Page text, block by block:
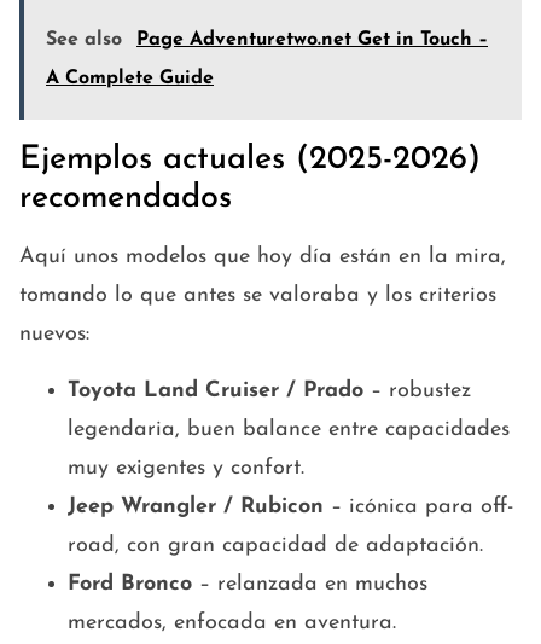
See also
Page Adventuretwo.net Get in Touch –
A Complete Guide
Ejemplos actuales (2025-2026)
recomendados
Aquí unos modelos que hoy día están en la mira,
tomando lo que antes se valoraba y los criterios
nuevos:
Toyota Land Cruiser / Prado – robustez
legendaria, buen balance entre capacidades
muy exigentes y confort.
Jeep Wrangler / Rubicon – icónica para off-
road, con gran capacidad de adaptación.
Ford Bronco – relanzada en muchos
mercados, enfocada en aventura.